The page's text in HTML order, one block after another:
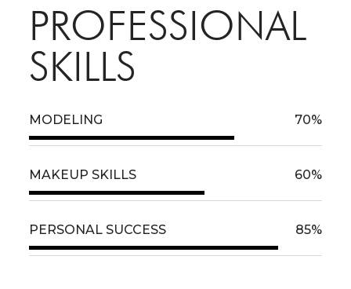
PROFESSIONAL
SKILLS
MODELING 70%
MAKEUP SKILLS 60%
PERSONAL SUCCESS 85%